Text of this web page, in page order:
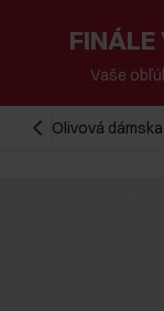
Vaše
Olivová